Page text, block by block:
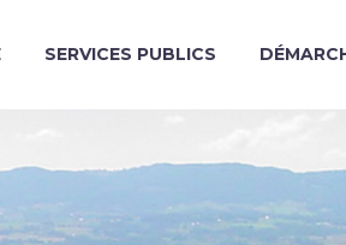
SERVICES PUBLICS